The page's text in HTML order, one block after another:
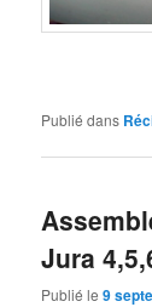
Publié dans
Jura
Publié le9